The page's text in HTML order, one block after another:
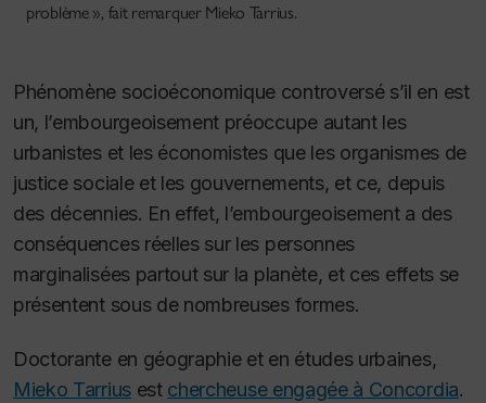
problème », fait remarquer Mieko Tarrius.
Phénomène socioéconomique controversé s’il en est
un, l’embourgeoisement préoccupe autant les
urbanistes et les économistes que les organismes de
justice sociale et les gouvernements, et ce, depuis
des décennies. En effet, l’embourgeoisement a des
conséquences réelles sur les personnes
marginalisées partout sur la planète, et ces effets se
présentent sous de nombreuses formes.
Doctorante en géographie et en études urbaines,
Mieko Tarriusest chercheuse engagée à Concordia.